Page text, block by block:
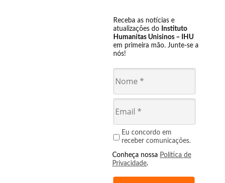
Receba as notícias e
atualizações do Instituto
Humanitas Unisinos – IHU
em primeira mão. Junte-se a
nós!
Eu concordo em
receber comunicações.
Conheça nossa Política de
Privacidade.